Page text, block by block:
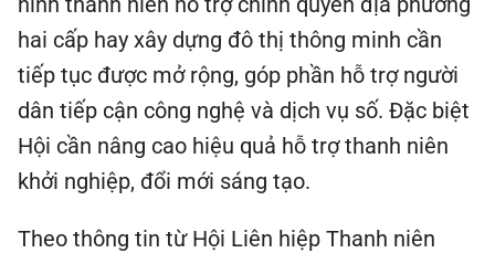
hai cấp hay xây dựng đô thị thông minh cần
tiếp tục được mở rộng, góp phần hỗ trợ người
dân tiếp cận công nghệ và dịch vụ số. Đặc biệt
Hội cần nâng cao hiệu quả hỗ trợ thanh niên
khởi nghiệp, đổi mới sáng tạo.
Theo thông tin từ Hội Liên hiệp Thanh niên